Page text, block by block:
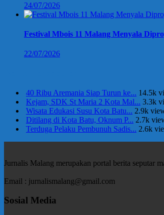
24/07/2026
Festival Mbois 11 Malang Menyala
22/07/2026
40 Ribu Aremania Siap Turun ke... 14.5k
Kejam, SDK St Maria 2 Kota Mal... 3.3k
Wisata Edukasi Susu Kota Batu... 2.9k
Ditilang di Kota Batu, Oknum P... 2.7k
Terduga Pelaku Pembunuh Sadis... 2.6k
Jurnalis Malang merupakan portal berita seputar
Email : jurnalismalang@gmail.com
Sosial Media